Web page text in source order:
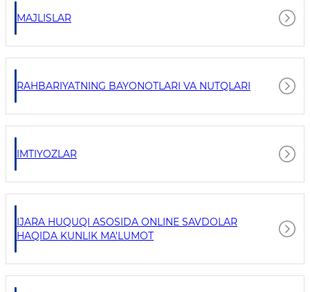
MAJLISLAR
RAHBARIYATNING BAYONOTLARI VA NUTQLARI
IMTIYOZLAR
IJARA HUQUQI ASOSIDA ONLINE SAVDOLAR
HAQIDA KUNLIK MA'LUMOT